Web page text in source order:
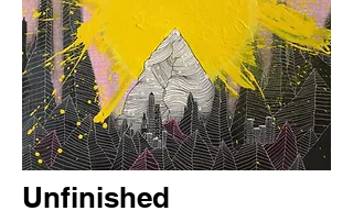
Unfinished